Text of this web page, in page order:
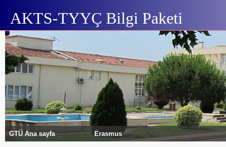
AKTS-TYYÇ Bilgi Paketi
GTÜ Ana sayfa Erasmus